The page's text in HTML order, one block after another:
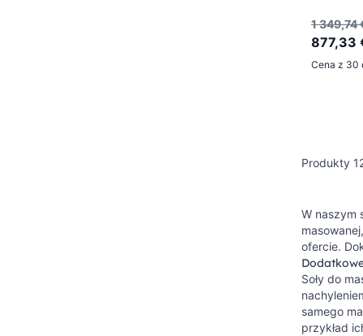
1 349,74
877,33
Cena z 30
Produkty
W naszym
ofercie.
Soły do
samego
przykład